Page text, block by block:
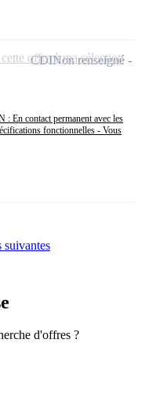
En contact permanent avec les
fonctionnelles - Vous
CDINon renseigné
offre à ma sélection
d'offres ?